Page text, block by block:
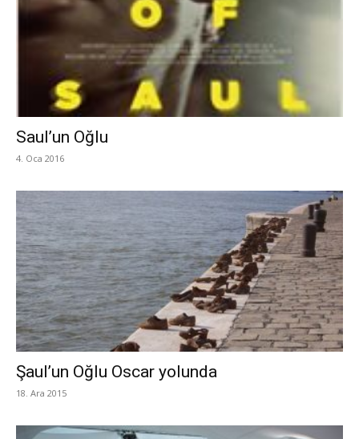
Saul’un Oğlu
4. Oca 2016
Şaul’un Oğlu Oscar yolunda
18. Ara 2015